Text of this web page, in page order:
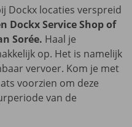
Dockx locaties verspreid
Dockx Service Shop of
Sorée. Haal je
op. Het is namelijk
vervoer. Kom je met
voorzien om deze
van de